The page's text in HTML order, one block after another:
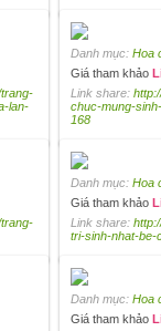
lan-
Danh mục: Hoa
Giá tham khảo
Link share:
chuc-mung-
168
Danh mục: Hoa
Giá tham khảo
Link share:
tri-sinh-nhat-be-
Danh mục: Hoa
Giá tham khảo